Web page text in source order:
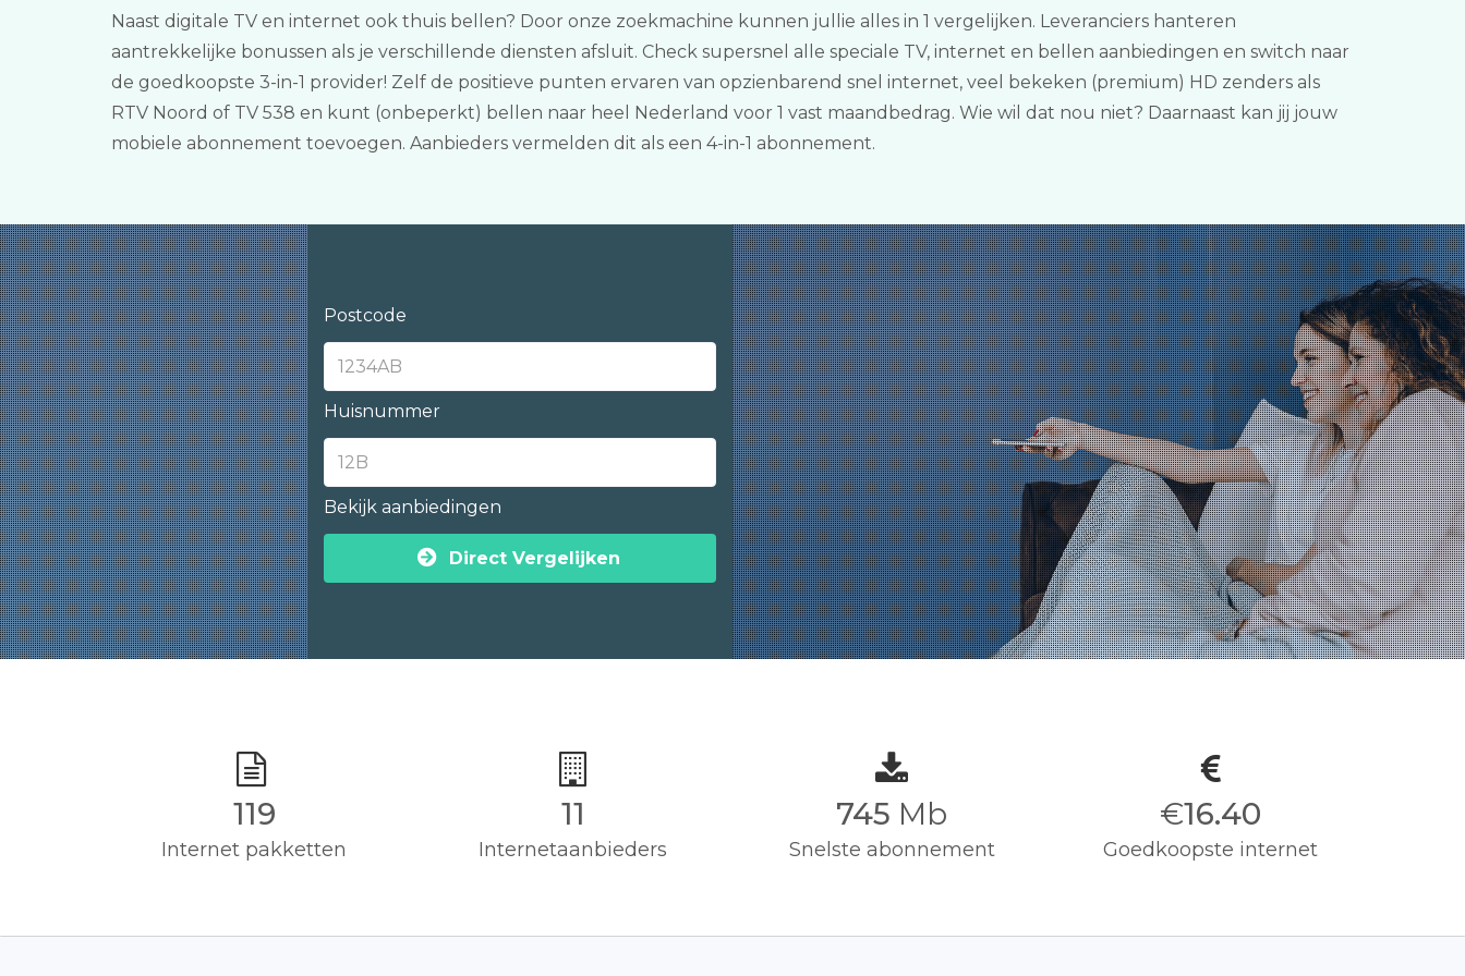
Naast digitale TV en internet ook thuis bellen? Door onze zoekmachine kunnen jullie alles in 1 vergelijken. Leveranciers hanteren
aantrekkelijke bonussen als je verschillende diensten afsluit. Check supersnel alle speciale TV, internet en bellen aanbiedingen en switch naar
de goedkoopste 3-in-1 provider! Zelf de positieve punten ervaren van opzienbarend snel internet, veel bekeken (premium) HD zenders als
RTV Noord of TV 538 en kunt (onbeperkt) bellen naar heel Nederland voor 1 vast maandbedrag. Wie wil dat nou niet? Daarnaast kan jij jouw
mobiele abonnement toevoegen. Aanbieders vermelden dit als een 4-in-1 abonnement.
Postcode
Huisnummer
Bekijk aanbiedingen
Direct Vergelijken
120
Internet pakketten
11
Internetaanbieders
750 Mb
Snelste abonnement
€16.50
Goedkoopste internet